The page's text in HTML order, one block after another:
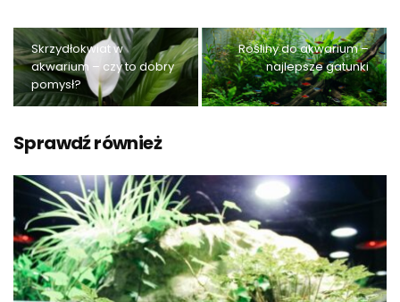
Skrzydłokwiat w
akwarium – czy to dobry
pomysł?
Rośliny do akwarium –
najlepsze gatunki
Sprawdź również